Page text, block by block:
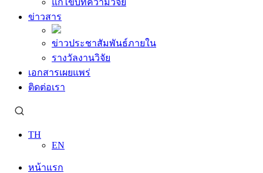
แก้ไขบทความวิจัย
ข่าวสาร
ข่าวประชาสัมพันธ์ภายใน
รางวัลงานวิจัย
เอกสารเผยแพร่
ติดต่อเรา
TH
EN
หน้าแรก